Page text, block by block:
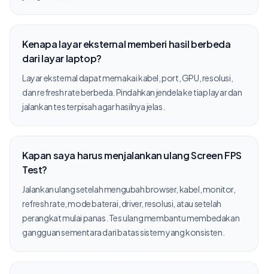
Kenapa layar eksternal memberi hasil berbeda
dari layar laptop?
Layar eksternal dapat memakai kabel, port, GPU, resolusi,
dan refresh rate berbeda. Pindahkan jendela ke tiap layar dan
jalankan tes terpisah agar hasilnya jelas.
Kapan saya harus menjalankan ulang Screen FPS
Test?
Jalankan ulang setelah mengubah browser, kabel, monitor,
refresh rate, mode baterai, driver, resolusi, atau setelah
perangkat mulai panas. Tes ulang membantu membedakan
gangguan sementara dari batas sistem yang konsisten.